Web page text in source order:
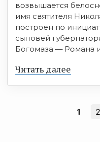
возвышается
имя святителя
построен по
сыновей
Богомаза — Романа и
Читать далее
1 2